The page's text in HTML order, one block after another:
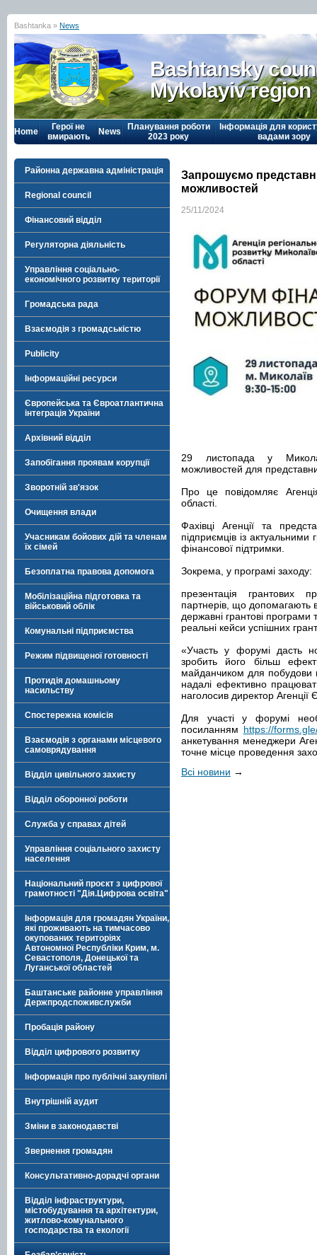
Bashtanka » News
Bashtansky
Mykolayiv region
Home
Герої не
вмирають
News
Планування роботи
2023 року
Інформація для
вадами зору
Районна державна адміністрація
Regional council
Фінансовий відділ
Регуляторна діяльність
Управління соціально-
економічного розвитку території
Громадська рада
Взаємодія з громадськістю
Publicity
Інформаційні ресурси
Європейська та Євроатлантична
інтеграція України
Архівний відділ
Запобігання проявам корупції
Зворотній зв'язок
Очищення влади
Учасникам бойових дій та членам
їх сімей
Безоплатна правова допомога
Мобілізаційна підготовка та
військовий облік
Комунальні підприємства
Режим підвищеної готовності
Протидія домашньому
насильству
Спостережна комісія
Взаємодія з органами місцевого
самоврядування
Відділ цивільного захисту
Відділ оборонної роботи
Служба у справах дітей
Управління соціального захисту
населення
Національний проєкт з цифрової
грамотності "Дія.Цифрова освіта"
Інформація для громадян України,
які проживають на тимчасово
окупованих територіях
Автономної Республіки Крим, м.
Севастополя, Донецької та
Луганської областей
Баштанське районне управління
Держпродспоживслужби
Пробація району
Відділ цифрового розвитку
Інформація про публічні закупівлі
Внутрішній аудит
Зміни в законодавстві
Звернення громадян
Консультативно-дорадчі органи
Відділ інфраструктури,
містобудування та архітектури,
житлово-комунального
господарства та екології
Запрошуємо
можливостей
25/11/2024
29 листопада у
можливостей для
Про це повідомляє
області.
Фахівці Агенції та
підприємців із
фінансової підтримки.
Зокрема, у програмі заходу:
презентація грантових
партнерів, що допомагають
державні грантові програми
реальні кейси успішних
«Участь у форумі дасть
зробить його більш
майданчиком для побудови
надалі ефективно
наголосив директор Агенції
Для участі у форумі
посиланням https://
анкетування менеджери
точне місце проведення
Всі новини →